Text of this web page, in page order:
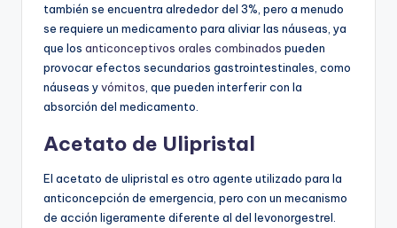
también se encuentra alrededor del 3%, pero a menudo
se requiere un medicamento para aliviar las náuseas, ya
que los anticonceptivos orales combinados pueden
provocar efectos secundarios gastrointestinales, como
náuseas yvómitos , que pueden interferir con la
absorción del medicamento.
Acetato de Ulipristal
El acetato de ulipristal es otro agente utilizado para la
anticoncepción de emergencia, pero con un mecanismo
de acción ligeramente diferente al del levonorgestrel.